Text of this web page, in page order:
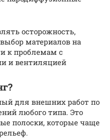
осторожность,
материалов на
к проблемам с
и вентиляцией
для внешних работ по
любого типа. Это
полоски, которые чаще